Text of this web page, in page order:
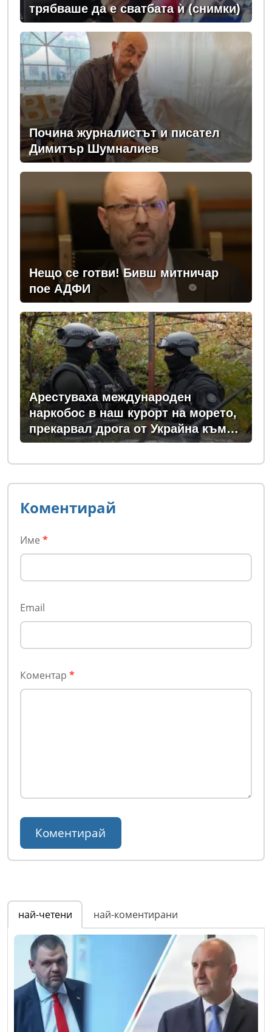
трябваше да е сватбата ѝ (снимки)
Почина журналистът и писател
Димитър Шумналиев
Нещо се готви! Бивш митничар
пое АДФИ
Арестуваха международен
наркобос в наш курорт на морето,
прекарвал дрога от Украйна към
ЕС
Коментирай
Име *
Email
Коментар *
най-четени най-коментирани